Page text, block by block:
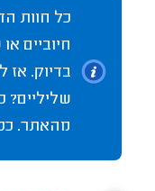
כל חוות
חיוביים
בדיוק. אז
שליליים?
מהאתר.